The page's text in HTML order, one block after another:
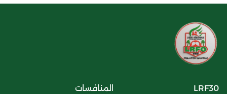
LRF30 المنافسات